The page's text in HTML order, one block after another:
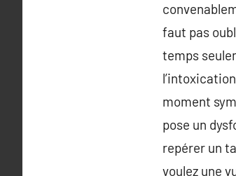
faut pas
temps
moment
pose un
repérer un
voulez une